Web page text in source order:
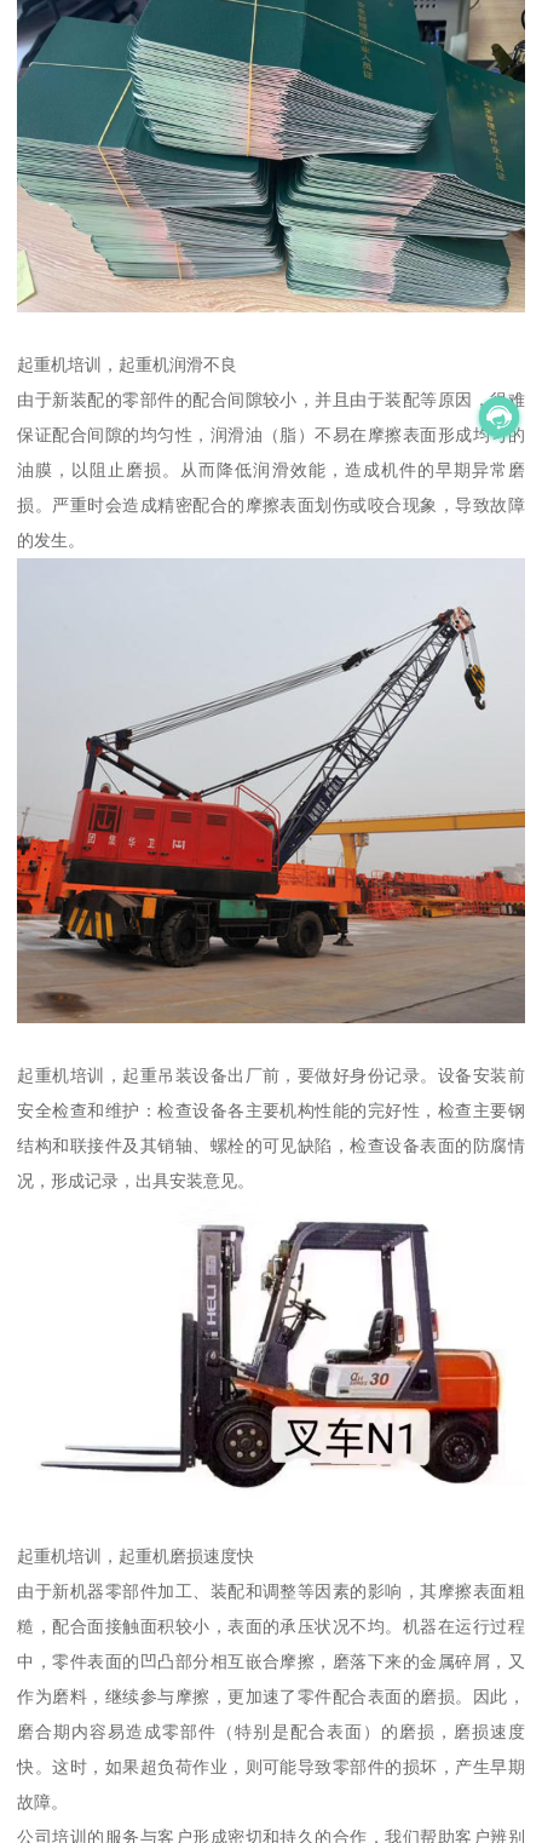
起重机培训，起重机润滑不良
由于新装配的零部件的配合间隙较小，并且由于装配等原因，很难
保证配合间隙的均匀性，润滑油（脂）不易在摩擦表面形成均匀的
油膜，以阻止磨损。从而降低润滑效能，造成机件的早期异常磨
损。严重时会造成精密配合的摩擦表面划伤或咬合现象，导致故障
的发生。
起重机培训，起重吊装设备出厂前，要做好身份记录。设备安装前
安全检查和维护：检查设备各主要机构性能的完好性，检查主要钢
结构和联接件及其销轴、螺栓的可见缺陷，检查设备表面的防腐情
况，形成记录，出具安装意见。
起重机培训，起重机磨损速度快
由于新机器零部件加工、装配和调整等因素的影响，其摩擦表面粗
糙，配合面接触面积较小，表面的承压状况不均。机器在运行过程
中，零件表面的凹凸部分相互嵌合摩擦，磨落下来的金属碎屑，又
作为磨料，继续参与摩擦，更加速了零件配合表面的磨损。因此，
磨合期内容易造成零部件（特别是配合表面）的磨损，磨损速度
快。这时，如果超负荷作业，则可能导致零部件的损坏，产生早期
故障。
公司培训的服务与客户形成密切和持久的合作，我们帮助客户辨别